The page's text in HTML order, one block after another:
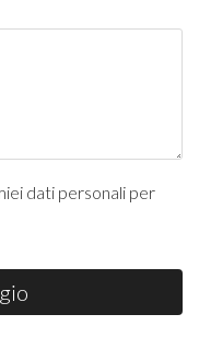
dati personali per